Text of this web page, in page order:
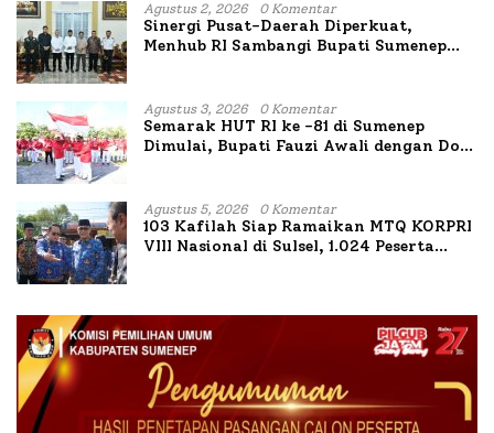
Agustus 2, 2026 0 Komentar
Sinergi Pusat-Daerah Diperkuat,
Menhub RI Sambangi Bupati Sumenep
Agustus 3, 2026 0 Komentar
Semarak HUT RI ke -81 di Sumenep
Dimulai, Bupati Fauzi Awali dengan Doa
Agustus 5, 2026 0 Komentar
103 Kafilah Siap Ramaikan MTQ KORPRI
VIII Nasional di Sulsel, 1.024 Peserta